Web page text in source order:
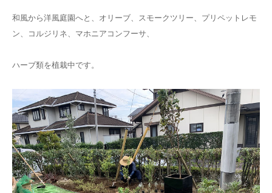
和風から洋風庭園へと、オリーブ、スモークツリー、プリペットレモ
ン、コルジリネ、マホニアコンフーサ、
ハーブ類を植栽中です。